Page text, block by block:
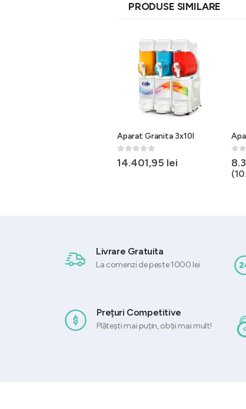
PRODUSE SIMILARE
Aparat Granita 3x10l
0 out of 5
14.401,95 lei 0
(
Livrare Gratuita
La comenzi de peste 1000 lei
Prețuri Competitive
Plătești mai puțin, obții mai mult!